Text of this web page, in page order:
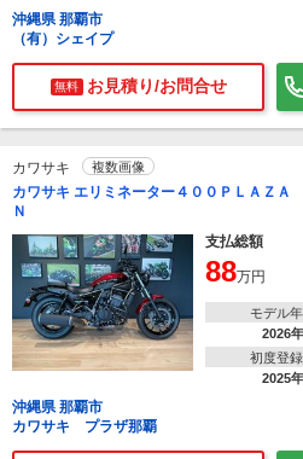
沖縄県 那覇市
（有）シェイプ
無料 お見積り/お問合せ
カワサキ 複数画像
カワサキ エリミネーター４００ＰＬＡＺＡ
Ｎ
支払総額
88万円
モデル
2026年
初度登
2025年
沖縄県 那覇市
カワサキ プラザ那覇